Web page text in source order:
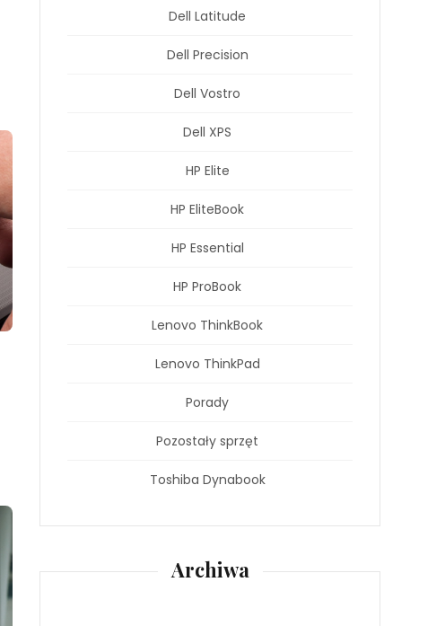
Dell Latitude
Dell Precision
Dell Vostro
Dell XPS
HP Elite
HP EliteBook
HP Essential
HP ProBook
Lenovo ThinkBook
Lenovo ThinkPad
Porady
Pozostały sprzęt
Toshiba Dynabook
Archiwa